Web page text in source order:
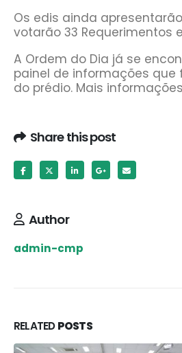
Os edis ainda
votarão 33 Requerimentos
A Ordem do Dia já se
painel de informações
do prédio. Mais
Share this post
Author
admin-cmp
RELATEDPOSTS